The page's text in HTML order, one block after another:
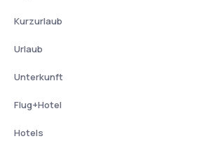
Kurzurlaub
Urlaub
Unterkunft
Flug+Hotel
Hotels